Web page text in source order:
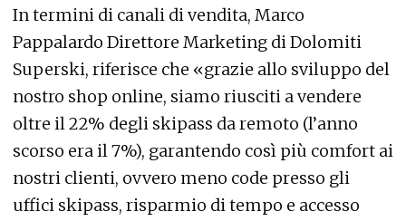
In termini di canali di vendita, Marco
Pappalardo Direttore Marketing di Dolomiti
Superski, riferisce che «grazie allo sviluppo del
nostro shop online, siamo riusciti a vendere
oltre il 22% degli skipass da remoto (l’anno
scorso era il 7%), garantendo così più comfort ai
nostri clienti, ovvero meno code presso gli
uffici skipass, risparmio di tempo e accesso